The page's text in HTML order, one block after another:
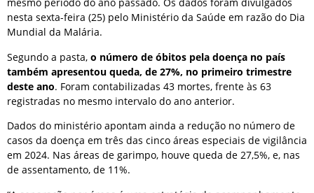
mesmo período do ano passado. Os dados foram divulgados
nesta sexta-feira (25) pelo Ministério da Saúde em razão do Dia
Mundial da Malária.
Segundo a pasta, o número de óbitos pela doença no país
também apresentou queda, de 27%, no primeiro trimestre
deste ano. Foram contabilizadas 43 mortes, frente às 63
registradas no mesmo intervalo do ano anterior.
Dados do ministério apontam ainda a redução no número de
casos da doença em três das cinco áreas especiais de vigilância
em 2024. Nas áreas de garimpo, houve queda de 27,5%, e, nas
de assentamento, de 11%.